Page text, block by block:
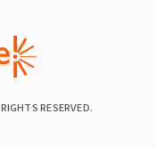
RESERVED.